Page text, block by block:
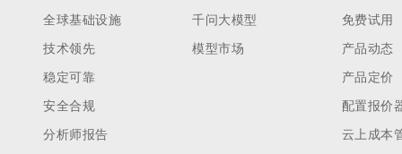
全球基础设施
技术领先
稳定可靠
安全合规
分析师报告
千问大模型
模型市场
免费试用
产品动态
产品定价
配置报价
云上成本